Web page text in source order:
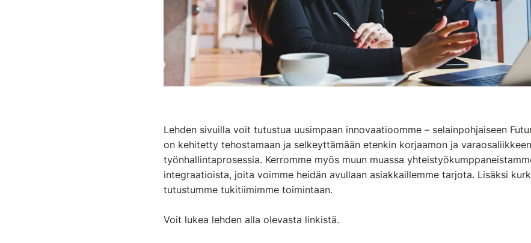
Lehden sivuilla voit tutustua uusimpaan innovaatioomme – selainpohjaiseen
on kehitetty tehostamaan ja selkeyttämään etenkin korjaamon ja
työnhallintaprosessia. Kerromme myös muun muassa
integraatioista, joita voimme heidän avullaan asiakkaillemme tarjota. Lisäksi
tutustumme tukitiimimme toimintaan.
Voit lukea lehden alla olevasta linkistä.